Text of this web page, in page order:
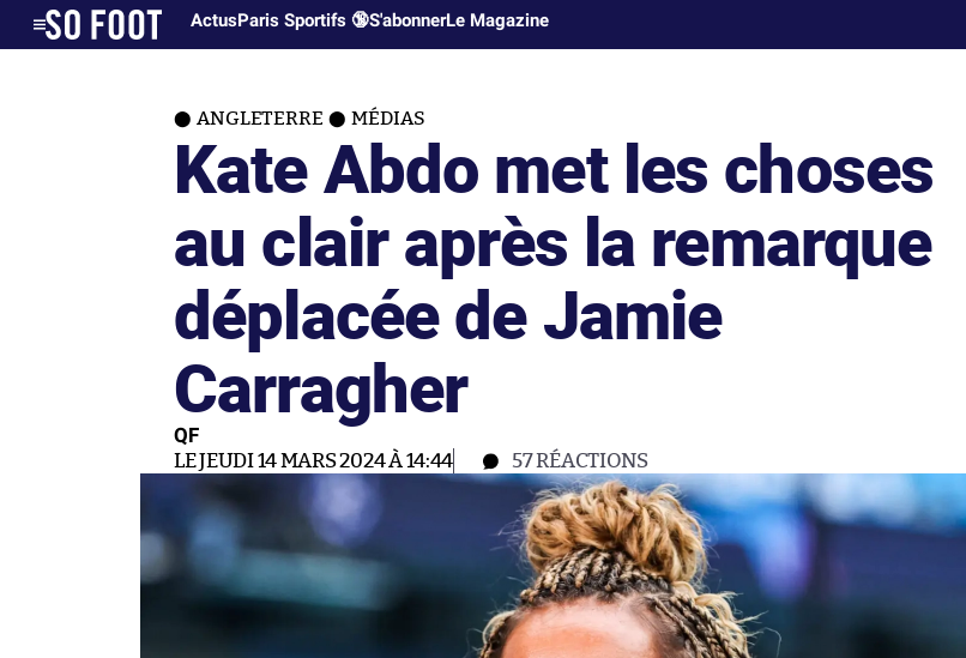
ActusParis Sportifs 🔞S'abonnerLe Magazine
ANGLETERRE MÉDIAS
Kate Abdo met les choses
au clair après la remarque
déplacée de Jamie
Carragher
QF
LE JEUDI 14 MARS 2024 À 14:44 57RÉACTIONS